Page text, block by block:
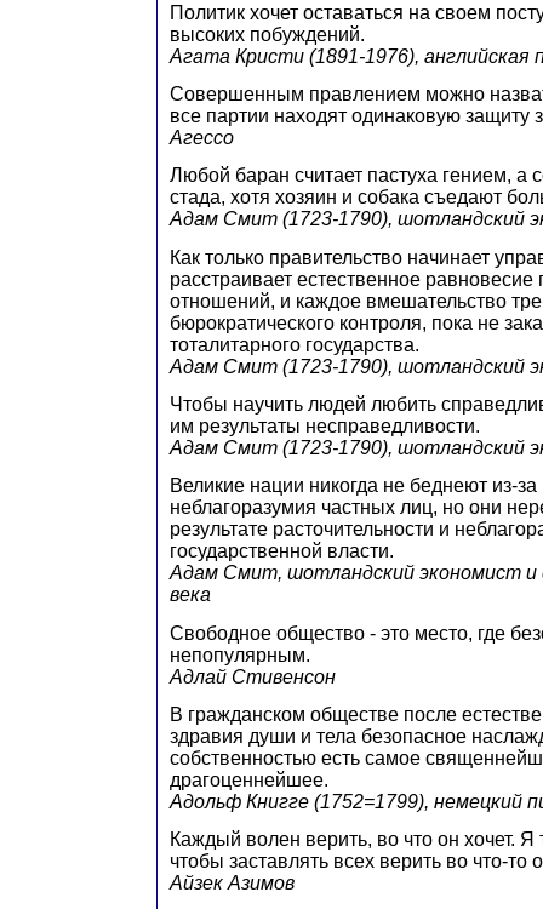
Политик хочет оставаться на своем
высоких побуждений.
Агата Кристи (1891-1976), английская
Совершенным правлением можно
все партии находят одинаковую защиту
Агессо
Любой баран считает пастуха гением, а
стада, хотя хозяин и собака съедают
Адам Смит (1723-1790), шотландский
Как только правительство начинает
расстраивает естественное
отношений, и каждое вмешательство
бюрократического контроля, пока не
тоталитарного государства.
Адам Смит (1723-1790), шотландский
Чтобы научить людей любить
им результаты несправедливости.
Адам Смит (1723-1790), шотландский
Великие нации никогда не беднеют из-за
неблагоразумия частных лиц, но они
результате расточительности и
государственной власти.
Адам Смит, шотландский экономист и
века
Свободное общество - это место, где
непопулярным.
Адлай Стивенсон
В гражданском обществе после
здравия души и тела безопасное
собственностью есть самое
драгоценнейшее.
Адольф Книгге (1752=1799), немецкий
Каждый волен верить, во что он хочет. Я
чтобы заставлять всех верить во что-то
Айзек Азимов